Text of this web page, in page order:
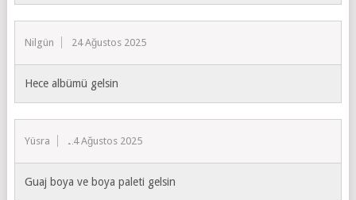
Nilgün 24 Ağustos 2025
Hece albümü gelsin
Yüsra 24 Ağustos 2025
Guaj boya ve boya paleti gelsin